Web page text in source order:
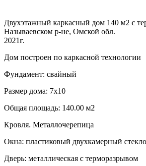
Двухэтажный каркасный дом 140 м2 с
Называевском р-не, Омской обл.
2021г.
Дом построен по каркасной технологии
Фундамент: свайный
Размер дома: 7х10
Общая площадь: 140.00 м2
Кровля. Металлочерепица
Окна: пластиковый двухкамерный
Дверь: металлическая с терморазрывом